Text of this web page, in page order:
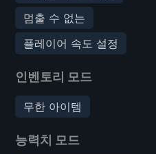
멈출 수 없는
플레이어 속도 설정
인벤토리 모드
무한 아이템
능력치 모드